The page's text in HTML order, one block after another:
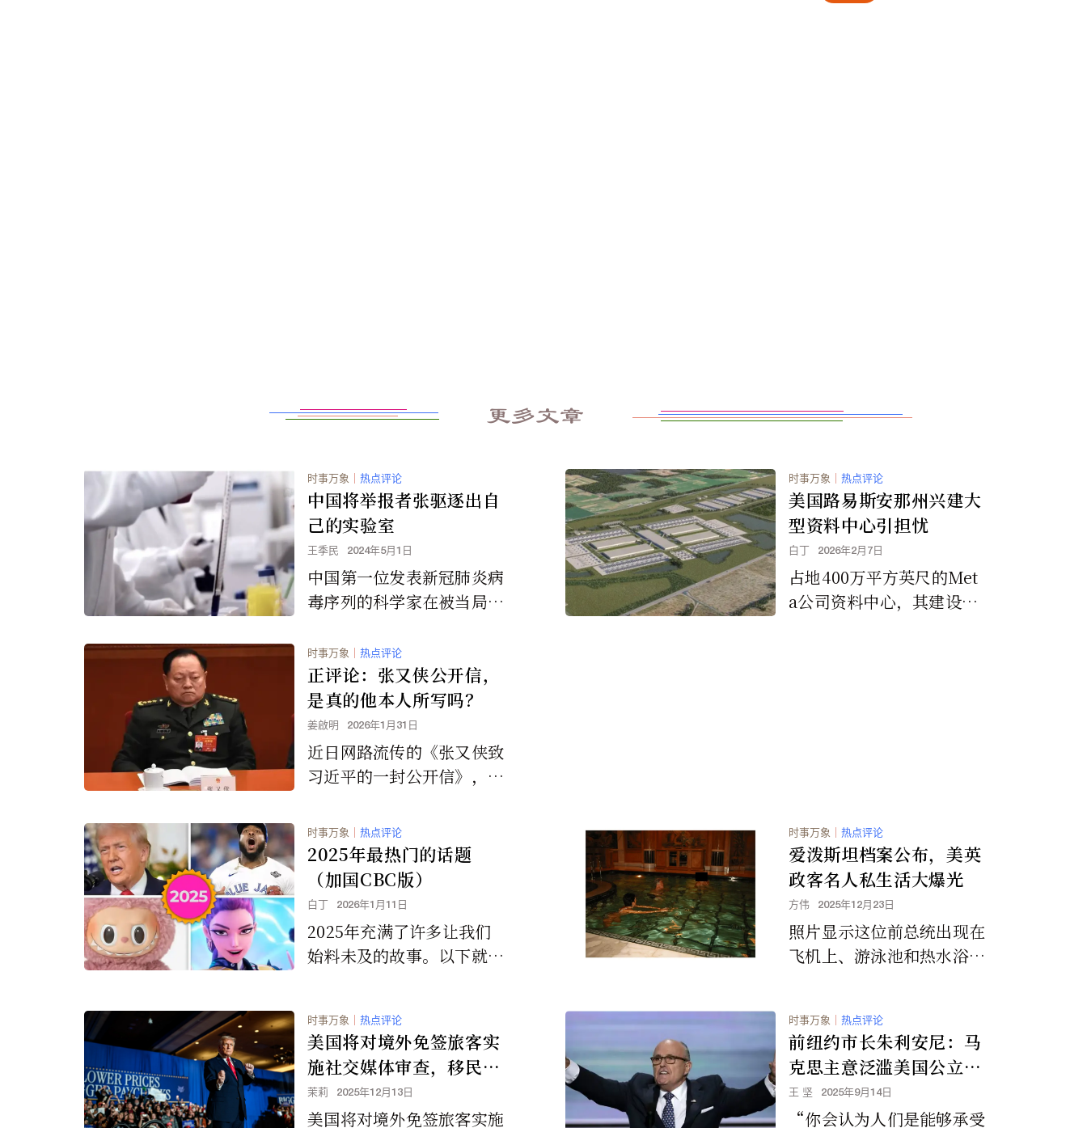
更多文章
时事万象 ｜ 热点评论
中国将举报者张驱逐出自
己的实验室
王季民 2024年5月1日
中国第一位发表新冠肺炎病
毒序列的科学家在被当局锁
外举行了静坐抗议，这表明
中国政府对从事冠状病毒研
究的科学家持续施压。
时事万象 ｜ 热点评论
美国路易斯安那州兴建大
型资料中心引担忧
白丁 2026年2月7日
占地400万平方英尺的Met
a公司资料中心，其建设正
时事万象 ｜ 热点评论
正评论：张又侠公开信，
是真的他本人所写吗？
姜啟明 2026年1月31日
近日网路流传的《张又侠致
习近平的一封公开信》，虽
真伪无法证实，也不排除可
能是有人模仿他的语气立场
所写，藉此博眼球、赚流
量。但，我们来仔细分析看
看是否真的如此。
时事万象 ｜ 热点评论
2025年最热门的话题
（加国CBC版）
白丁 2026年1月11日
2025年充满了许多让我们
始料未及的故事。以下就是
题。
时事万象 ｜ 热点评论
爱泼斯坦档案公布，美英
政客名人私生活大爆光
方伟 2025年12月23日
照片显示这位前总统出现在
飞机上、游泳池和热水浴缸
时事万象 ｜ 热点评论
美国将对境外免签旅客实
施社交媒体审查，移民执
法力度加大
茉莉 2025年12月13日
美国将对境外免签旅客实施
时事万象 ｜ 热点评论
前纽约市长朱利安尼：马
克思主意泛滥美国公立学
校
王 坚 2025年9月14日
“你会认为人们是能够承受